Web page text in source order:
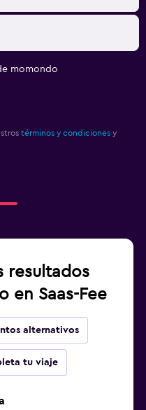
momondo
términos y condiciones y
resultados
en Saas-Fee
alternativos
tu viaje